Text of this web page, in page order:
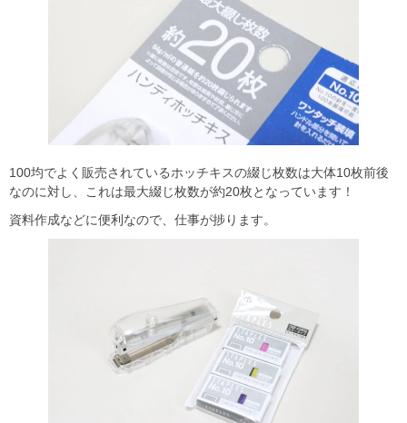
100均でよく販売されているホッチキスの綴じ枚数は大体10枚前後
なのに対し、これは最大綴じ枚数が約20枚となっています！
資料作成などに便利なので、仕事が捗ります。